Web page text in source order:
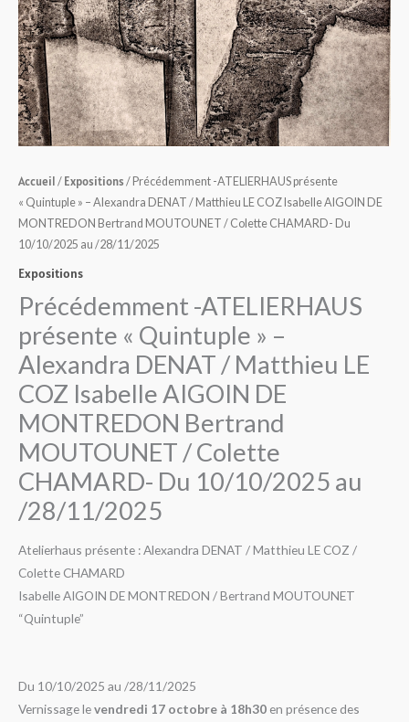
Accueil / Expositions / Précédemment -ATELIERHAUS présente
« Quintuple » – Alexandra DENAT / Matthieu LE COZ Isabelle AIGOIN DE
MONTREDON Bertrand MOUTOUNET / Colette CHAMARD- Du
10/10/2025 au /28/11/2025
Expositions
Précédemment -ATELIERHAUS
présente « Quintuple » –
Alexandra DENAT / Matthieu LE
COZ Isabelle AIGOIN DE
MONTREDON Bertrand
MOUTOUNET / Colette
CHAMARD- Du 10/10/2025 au
/28/11/2025
Atelierhaus présente : Alexandra DENAT / Matthieu LE COZ /
Colette CHAMARD
Isabelle AIGOIN DE MONTREDON /Bertrand MOUTOUNET
“Quintuple”
Du 10/10/2025 au /28/11/2025
Vernissage levendredi 17 octobre à 18h30 en présence des
/
Matthieu
LE
COZ
Isabelle
AIGOIN
MONTREDON
Bertrand
MOUTOUNET
/
Colette
Du
10/10/2025
au